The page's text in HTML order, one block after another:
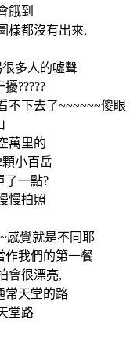
餓到
樣都沒有出來,
多人的噓聲
?????
不下去了~~~~~~傻眼
萬里的
小百岳
了一點?
慢拍照
感覺就是不同耶
作我們的第一餐
會很漂亮,
常天堂的路
堂路